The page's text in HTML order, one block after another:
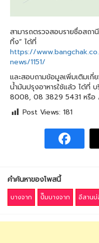
สามารถตรวจสอบรายชื่อสถา
ทิ้ง” ได้ที่
https://
news/1151/
และสอบถามข้อมูลเพิ่มเติมเกี่
น้ำมันปรุงอาหารใช้แล้ว ได้ที่
8008, 08 3829 5431 หรือ
Post Views: 181
คำค้นหาของโพสนี้
บางจาก ปั๊มบางจาก อีสาน